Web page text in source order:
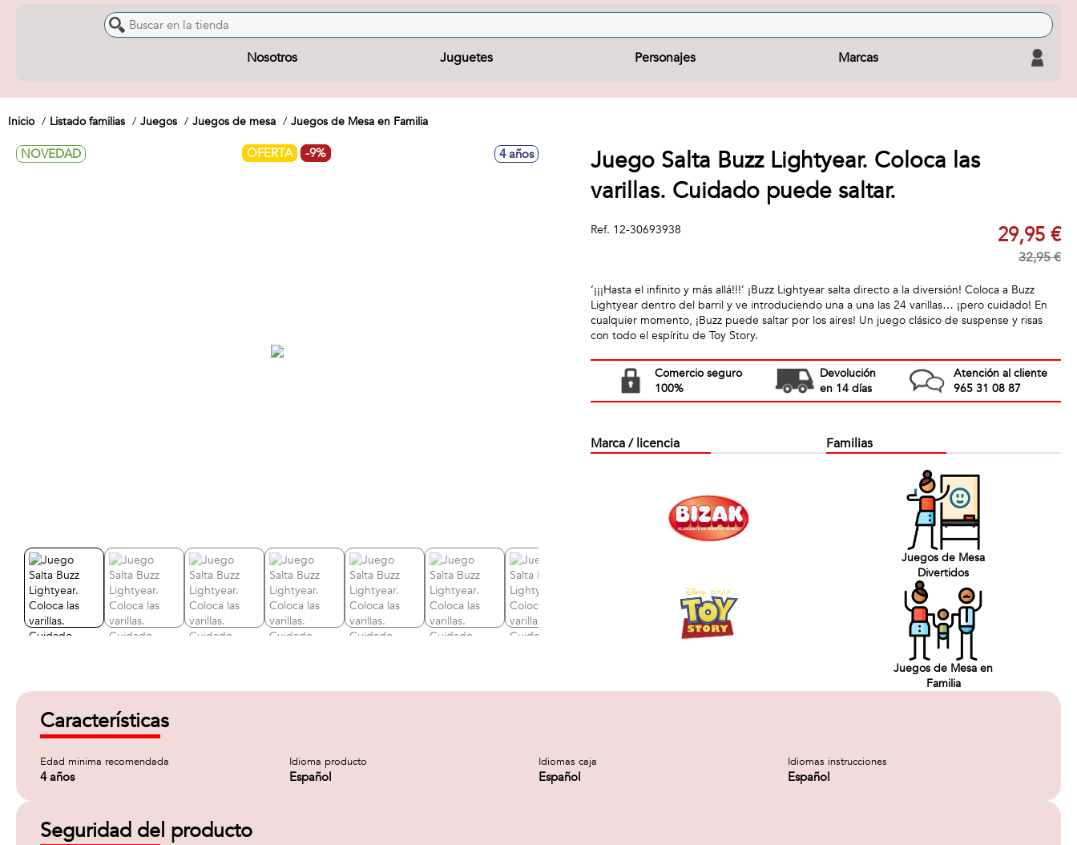
Nosotros Juguetes Personajes Marcas
Inicio Listado familias Juegos Juegos de mesa Juegos de Mesa en Familia
NOVEDAD OFERTA -9% 4 años
Juego Salta Buzz Lightyear. Coloca las
varillas. Cuidado puede saltar.
Ref. 12-30693938 29,95 €
32,95 €
‘¡¡¡Hasta el infinito y más allá!!!’ ¡Buzz Lightyear salta directo a la diversión! Coloca a Buzz
Lightyear dentro del barril y ve introduciendo una a una las 24 varillas… ¡pero cuidado! En
cualquier momento, ¡Buzz puede saltar por los aires! Un juego clásico de suspense y risas
con todo el espíritu de Toy Story.
Comercio seguro
100%
Devolución
en 14 días
Atención al cliente
965 31 08 87
Marca / licencia Familias
Juegos de Mesa
Divertidos
Juegos de Mesa en
Familia
Características
Edad minima recomendada
4 años
Idioma producto
Español
Idiomas caja
Español
Idiomas instrucciones
Español
Seguridad del producto